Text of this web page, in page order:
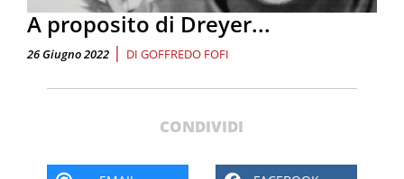
A proposito di Dreyer...
26 Giugno 2022 | DI GOFFREDO FOFI
CONDIVIDI